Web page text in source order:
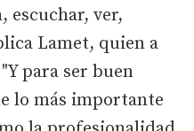
escuchar, ver,
Lamet, quien a
para ser buen
lo más importante